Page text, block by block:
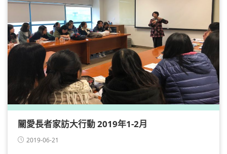
關愛長者家訪大行動 2019年1-2月
2019-06-21